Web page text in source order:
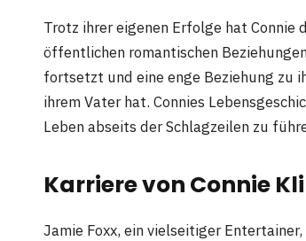
Trotz ihrer eigenen Erfolge hat Connie
öffentlichen romantischen
fortsetzt und eine enge Beziehung zu
ihrem Vater hat. Connies
Leben abseits der Schlagzeilen zu
Karriere von Connie
Jamie Foxx, ein vielseitiger